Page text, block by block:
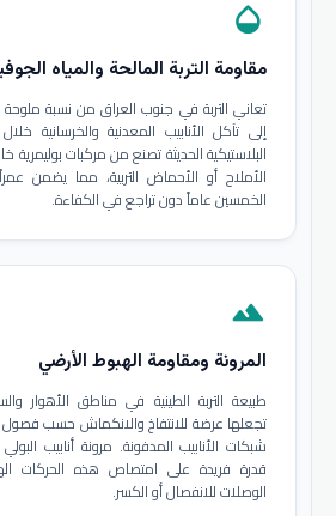
opacity
مقاومة التربة المالحة والمياه
تعاني التربة في جنوب العراق من نسبة ملوحة
إلى تآكل الأنابيب المعدنية والخرسانية
البلاستيكية الحديثة تصنع من مركبات بوليمرية
الأملاح أو الأحماض التربية، مما يضمن عمراً
الخمسين عاماً دون تراجع في الكفاءة.
terrain
المرونة ومقاومة الهبوط الأرضي
طبيعة التربة الطينية في مناطق الأهوار
تجعلها عرضة للانتفاخ والانكماش حسب
قدرة فريدة على امتصاص هذه الحركات
الوصلات للانفصال أو الكسر.